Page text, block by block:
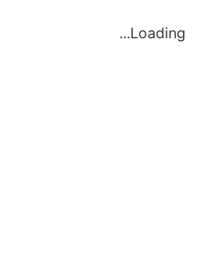
Loading...